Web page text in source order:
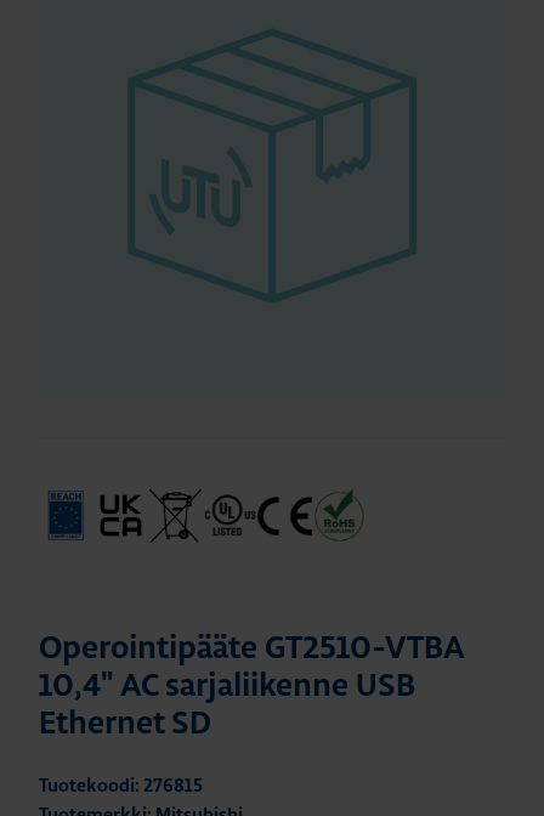
Operointipääte GT2510-VTBA
10,4" AC sarjaliikenne USB
Ethernet SD
Tuotekoodi: 276815